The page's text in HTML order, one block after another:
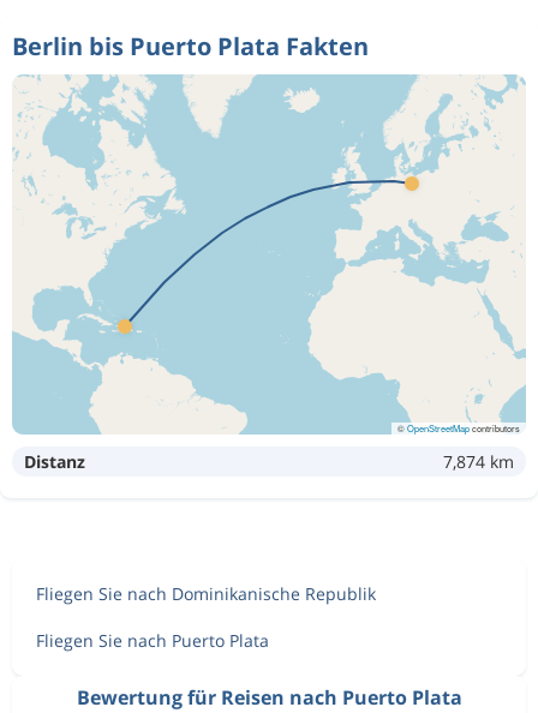
Berlin bis Puerto Plata Fakten
©OpenStreetMapcontributors
Distanz 7,874 km
Fliegen Sie nach Dominikanische Republik
Fliegen Sie nach Puerto Plata
Bewertung für Reisen nach Puerto Plata